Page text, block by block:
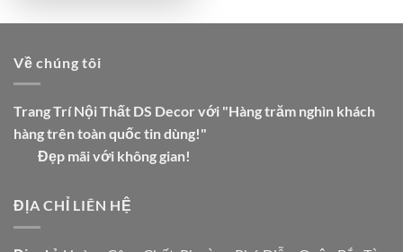
Về chúng tôi
Trang Trí Nội Thất DS Decor với "Hàng trăm nghìn khách
hàng trên toàn quốc tin dùng!"
Đẹp mãi với không gian!
ĐỊA CHỈ LIÊN HỆ